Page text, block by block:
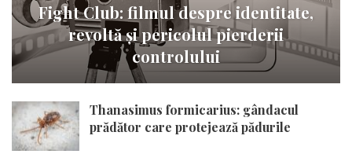
Fight Club: filmul despre identitate,
revoltă și pericolul pierderii
controlului
Thanasimus formicarius: gândacul
prădător care protejează pădurile